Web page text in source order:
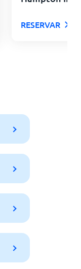
RESERVAR